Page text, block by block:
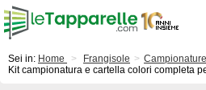
Sei in: Home Frangisole
Campionature
Kit campionatura e cartella colori completa